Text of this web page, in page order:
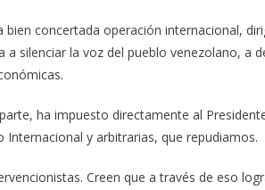
bien concertada operación internacional,
a silenciar la voz del pueblo venezolano, a
ha impuesto directamente al
y arbitrarias, que repudiamos.
Creen que a través de eso